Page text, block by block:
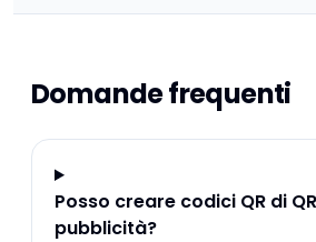
Domande frequenti
Posso creare codici QR di
pubblicità?